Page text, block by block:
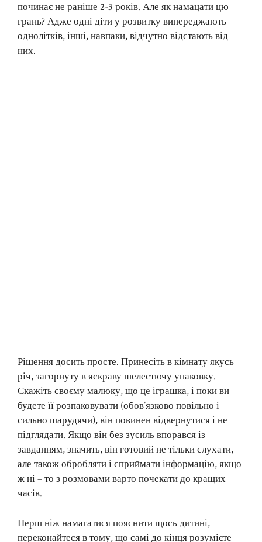
починає не раніше 2-3 років. Але як намацати цю
грань? Адже одні діти у розвитку випереджають
однолітків, інші, навпаки, відчутно відстають від
них.
Рішення досить просте. Принесіть в кімнату якусь
річ, загорнуту в яскраву шелестючу упаковку.
Скажіть своєму малюку, що це іграшка, і поки ви
будете її розпаковувати (обов’язково повільно і
сильно шарудячи), він повинен відвернутися і не
підглядати. Якщо він без зусиль впорався із
завданням, значить, він готовий не тільки слухати,
але також обробляти і сприймати інформацію, якщо
ж ні – то з розмовами варто почекати до кращих
часів.
Перш ніж намагатися пояснити щось дитині,
переконайтеся в тому, що самі до кінця розумієте